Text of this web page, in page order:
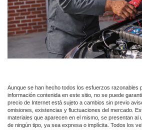
Aunque se han hecho todos los esfuerzos razonables
información contenida en este sitio, no se puede
precio de Internet está sujeto a cambios sin previo
omisiones, existencias y fluctuaciones del mercado.
materiales que aparecen en el mismo, se presentan al
de ningún tipo, ya sea expresa o implícita. Todos los